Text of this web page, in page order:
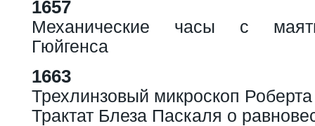
1657
Механические часы с
Гюйгенса
1663
Трехлинзовый микроскоп Роберта
Трактат Блеза Паскаля о